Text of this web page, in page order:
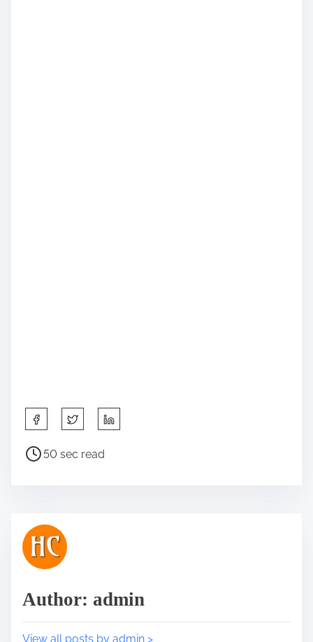
h
a
i
p
s
o
P
o
e
d
i
e
50 sec read
Author: admin
View all posts by admin >